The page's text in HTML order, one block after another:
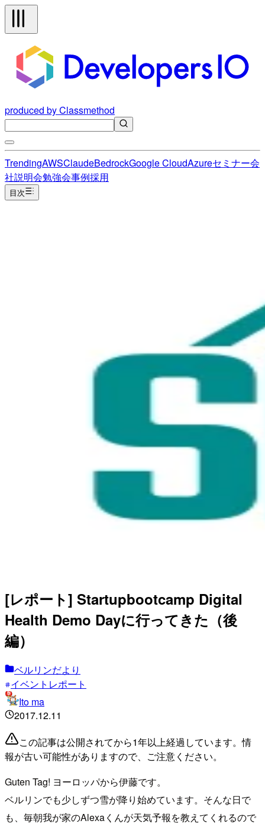
produced by Classmethod
TrendingAWSClaudeBedrockGoogle CloudAzureセミナー会
社説明会勉強会事例採用
目次
[レポート] Startupbootcamp Digital
Health Demo Dayに行ってきた（後
編）
ベルリンだより
イベントレポート
Ito ma
2017.12.11
この記事は公開されてから1年以上経過しています。情
報が古い可能性がありますので、ご注意ください。
Guten Tag! ヨーロッパから伊藤です。
ベルリンでも少しずつ雪が降り始めています。そんな日で
も、毎朝我が家のAlexaくんが天気予報を教えてくれるので